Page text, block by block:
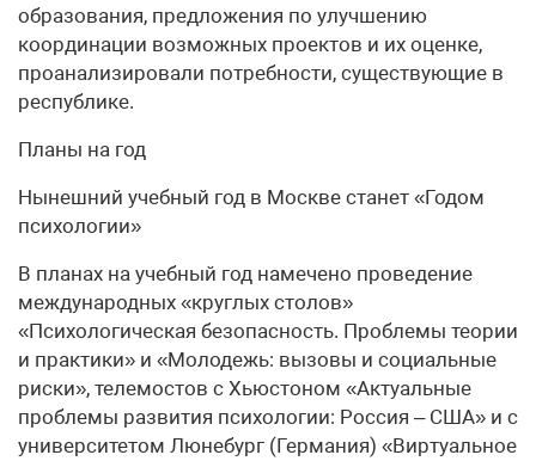
образования, предложения по улучшению
координации возможных проектов и их оценке,
проанализировали потребности, существующие в
республике.
Планы на год
Нынешний учебный год в Москве станет «Годом
психологии»
В планах на учебный год намечено проведение
международных «круглых столов»
«Психологическая безопасность. Проблемы теории
и практики» и «Молодежь: вызовы и социальные
риски», телемостов с Хьюстоном «Актуальные
проблемы развития психологии: Россия – США» и с
университетом Люнебург (Германия) «Виртуальное